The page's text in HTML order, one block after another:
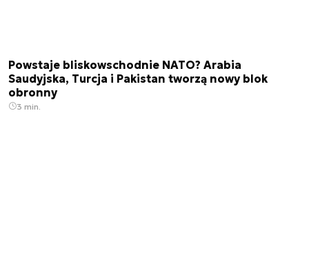
Powstaje bliskowschodnie NATO? Arabia
Saudyjska, Turcja i Pakistan tworzą nowy blok
obronny
3 min.